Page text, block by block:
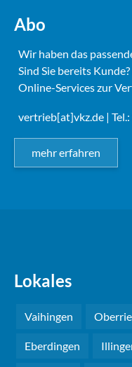
Abo
Wir haben das
Sind Sie bereits
Online-Services zur
vertrieb[at]vkz.de |
mehr erfahren
Lokales
Vaihingen
Eberdingen